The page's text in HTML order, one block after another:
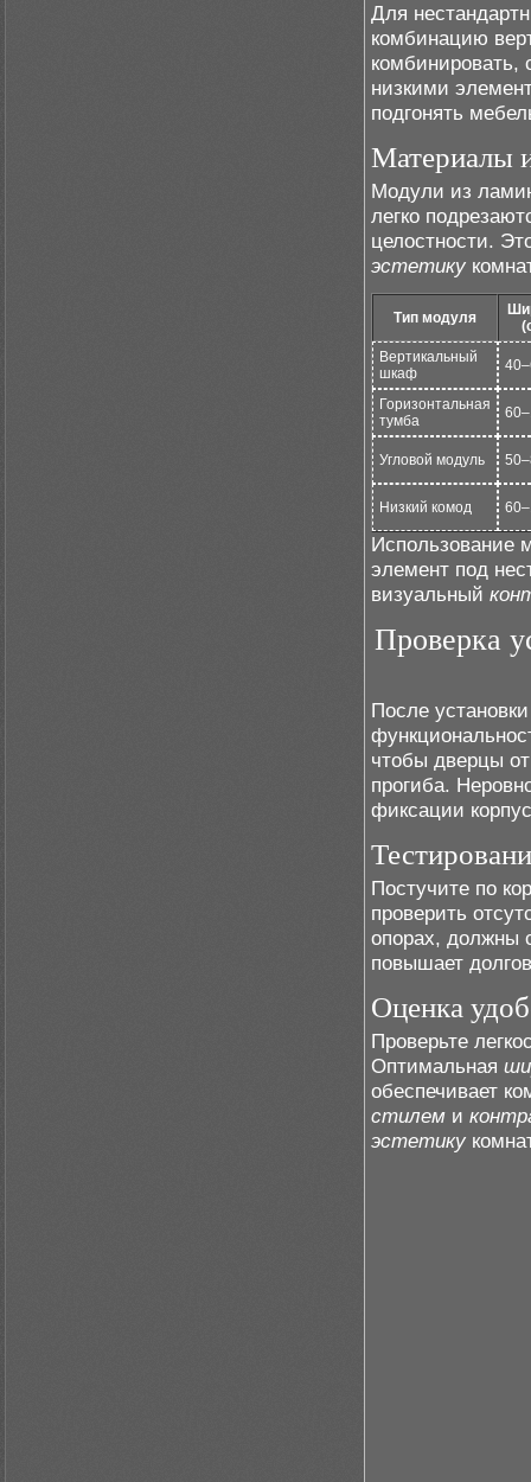
Для
комбинацию
комбинировать,
низкими
подгонять
Материалы
Модули из
легко
целостности.
эстетику
Тип модуля
Вертикальный
шкаф
Горизонтальная
тумба
Угловой модуль
Низкий комод
Использование
элемент под
визуальный
Проверка
После
чтобы дверцы
прогиба.
фиксации
Постучите по
проверить
опорах, должны
повышает
Оценка
Проверьте
Оптимальная
обеспечивает
стилем и
эстетику